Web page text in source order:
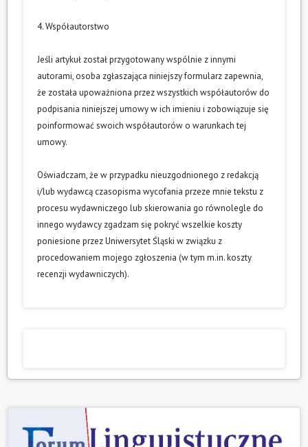
4. Współautorstwo
Jeśli artykuł został przygotowany wspólnie z innymi
autorami, osoba zgłaszająca niniejszy formularz zapewnia,
że została upoważniona przez wszystkich współautorów do
podpisania niniejszej umowy w ich imieniu i zobowiązuje się
poinformować swoich współautorów o warunkach tej
umowy.
Oświadczam, że w przypadku nieuzgodnionego z redakcją
i/lub wydawcą czasopisma wycofania przeze mnie tekstu z
procesu wydawniczego lub skierowania go równolegle do
innego wydawcy zgadzam się pokryć wszelkie koszty
poniesione przez Uniwersytet Śląski w związku z
procedowaniem mojego zgłoszenia (w tym m.in. koszty
recenzji wydawniczych).